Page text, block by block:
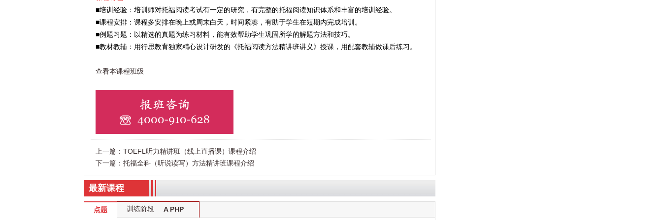
■培训经验：培训师对托福阅读考试有一定的研究，有完整的托福阅读知识体系和丰富的培训经验。
■课程安排：课程多安排在晚上或周末白天，时间紧凑，有助于学生在短期内完成培训。
■例题习题：以精选的真题为练习材料，能有效帮助学生巩固所学的解题方法和技巧。
■教材教辅：用行思教育独家精心设计研发的《托福阅读方法精讲班讲义》授课，用配套教辅做课后练习。
查看本课程班级
上一篇： TOEFL听力精讲班（线上直播课）课程介绍
下一篇： 托福全科（听说读写）方法精讲班课程介绍
最新课程
点题 训练阶段 A PHP